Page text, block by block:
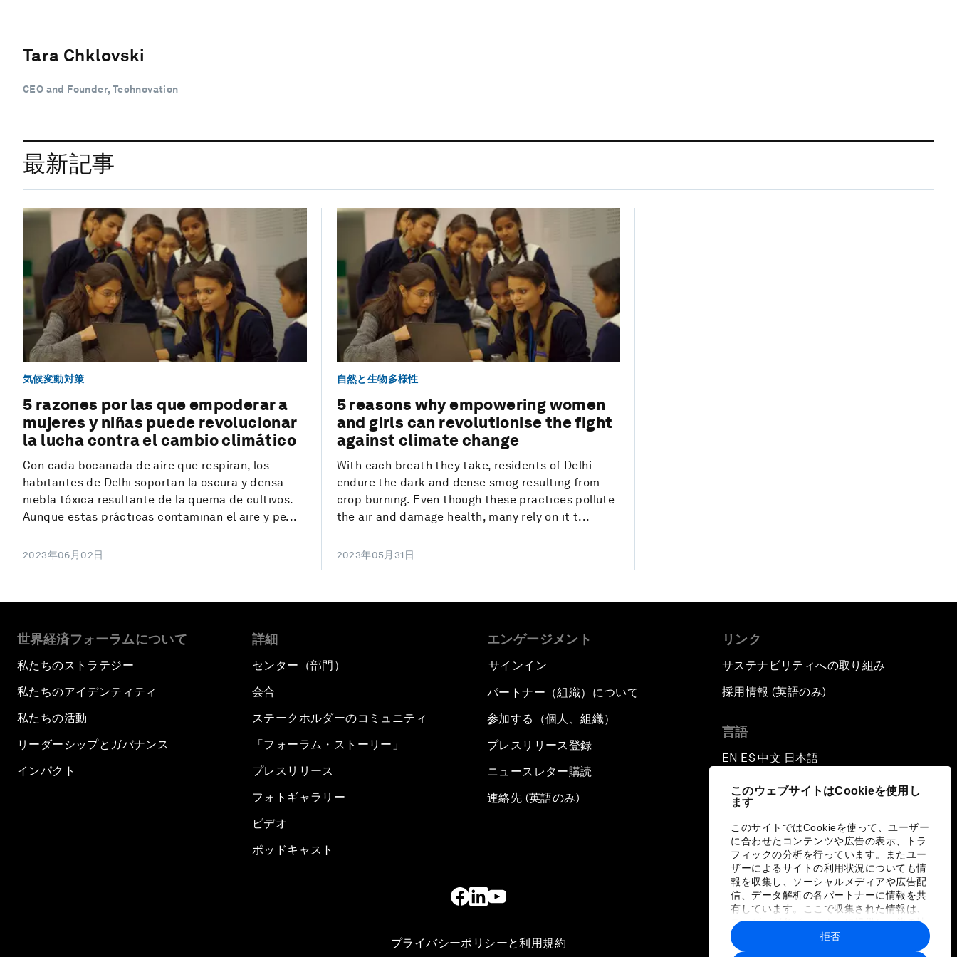
このウェブサイトはCookieを使用し
ます
このサイトではCookieを使って、ユーザー
に合わせたコンテンツや広告の表示、トラ
フィックの分析を行っています。またユー
ザーによるサイトの利用状況についても情
報を収集し、ソーシャルメディアや広告配
信、データ解析の各パートナーに情報を共
有しています。ここで収集された情報は、
ユーザーが各パートナーに提供した他の情
報や各パートナーのサービスを使用した際
に収集された情報と組み合わされ、各パー
拒否
Tara Chklovski
CEO and Founder, Technovation
最新記事
気候変動対策
5 razones por las que empoderar a
mujeres y niñas puede revolucionar
la lucha contra el cambio climático
Con cada bocanada de aire que respiran, los
habitantes de Delhi soportan la oscura y densa
niebla tóxica resultante de la quema de cultivos.
Aunque estas prácticas contaminan el aire y pe...
2023年06月02日
自然と生物多様性
5 reasons why empowering women
and girls can revolutionise the fight
against climate change
With each breath they take, residents of Delhi
endure the dark and dense smog resulting from
crop burning. Even though these practices pollute
the air and damage health, many rely on it t...
2023年05月31日
世界経済フォーラムについて
私たちのストラテジー
私たちのアイデンティティ
私たちの活動
リーダーシップとガバナンス
インパクト
詳細
センター（部門）
会合
ステークホルダーのコミュニティ
「フォーラム・ストーリー」
プレスリリース
フォトギャラリー
ビデオ
ポッドキャスト
エンゲージメント
サインイン
パートナー（組織）について
参加する（個人、組織）
プレスリリース登録
ニュースレター購読
連絡先 (英語のみ)
リンク
サステナビリティへの取り組み
採用情報 (英語のみ)
言語
EN ▪ ES▪中文▪ 日本語
プライバシーポリシーと利用規約